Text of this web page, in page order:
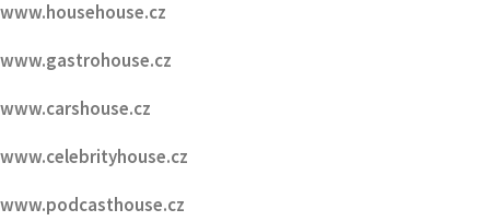
www.carshouse.cz
www.celebrityhouse.cz
www.podcasthouse.cz
www.cinemahouse.cz
www.watchhouse.cz